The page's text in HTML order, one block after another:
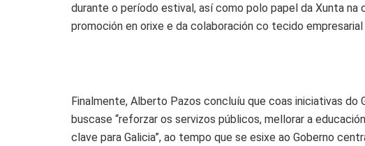
durante o período estival, así como polo papel da Xunta na
promoción en orixe e da colaboración co tecido
Finalmente, Alberto Pazos concluíu que coas iniciativas do
buscase “reforzar os servizos públicos, mellorar a
clave para Galicia”, ao tempo que se esixe ao Goberno